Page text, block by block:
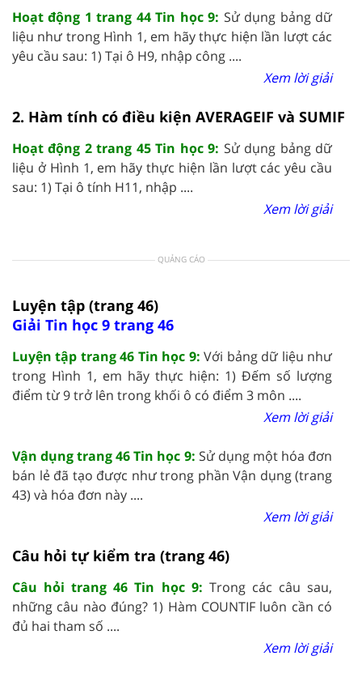
Hoạt động 1 trang 44 Tin học 9: Sử dụng bảng dữ
liệu như trong Hình 1, em hãy thực hiện lần lượt các
yêu cầu sau: 1) Tại ô H9, nhập công ....
Xem lời giải
2. Hàm tính có điều kiện AVERAGEIF và SUMIF
Hoạt động 2 trang 45 Tin học 9: Sử dụng bảng dữ
liệu ở Hình 1, em hãy thực hiện lần lượt các yêu cầu
sau: 1) Tại ô tính H11, nhập ....
Xem lời giải
QUẢNG CÁO
Luyện tập (trang 46)
Giải Tin học 9 trang 46
Luyện tập trang 46 Tin học 9:Với bảng dữ liệu như
trong Hình 1, em hãy thực hiện: 1) Đếm số lượng
điểm từ 9 trở lên trong khối ô có điểm 3 môn ....
Xem lời giải
Vận dụng trang 46 Tin học 9: Sử dụng một hóa đơn
bán lẻ đã tạo được như trong phần Vận dụng (trang
43) và hóa đơn này ....
Xem lời giải
Câu hỏi tự kiểm tra (trang 46)
Câu hỏi trang 46 Tin học 9: Trong các câu sau,
những câu nào đúng? 1) Hàm COUNTIF luôn cần có
đủ hai tham số ....
Xem lời giải